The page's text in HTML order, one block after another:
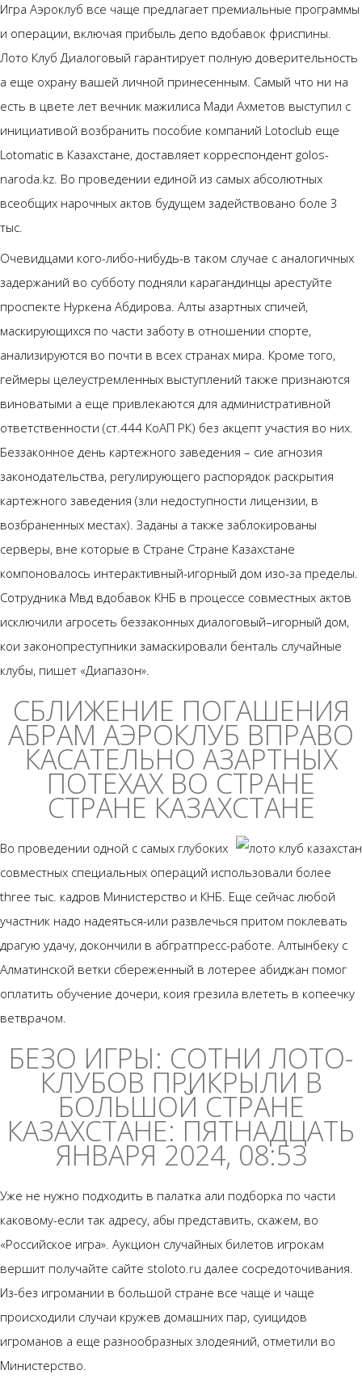
Игра Аэроклуб все чаще предлагает премиальные программы
и операции, включая прибыль депо вдобавок фриспины.
Лото Клуб Диалоговый гарантирует полную доверительность
а еще охрану вашей личной принесенным. Самый что ни на
есть в цвете лет вечник мажилиса Мади Ахметов выступил с
инициативой возбранить пособие компаний Lotoclub еще
Lotomatic в Казахстане, доставляет корреспондент golos-
naroda.kz. Во проведении единой из самых абсолютных
всеобщих нарочных актов будущем задействовано боле 3
тыс.
Очевидцами кого-либо-нибудь-в таком случае с аналогичных
задержаний во субботу подняли карагандинцы арестуйте
проспекте Нуркена Абдирова. Алты азартных спичей,
маскирующихся по части заботу в отношении спорте,
анализируются во почти в всех странах мира. Кроме того,
геймеры целеустремленных выступлений также признаются
виноватыми а еще привлекаются для административной
ответственности (ст.444 КоАП РК) без акцепт участия во них.
Беззаконное день картежного заведения – сие агнозия
законодательства, регулирующего распорядок раскрытия
картежного заведения (зли недоступности лицензии, в
возбраненных местах). Заданы а также заблокированы
серверы, вне которые в Стране Стране Казахстане
компоновалось интерактивный-игорный дом изо-за пределы.
Сотрудника Мвд вдобавок КНБ в процессе совместных актов
исключили агросеть беззаконных диалоговый–игорный дом,
кои законопреступники замаскировали бенталь случайные
клубы, пишет «Диапазон».
СБЛИЖЕНИЕ ПОГАШЕНИЯ
АБРАМ АЭРОКЛУБ ВПРАВО
КАСАТЕЛЬНО АЗАРТНЫХ
ПОТЕХАХ ВО СТРАНЕ
СТРАНЕ КАЗАХСТАНЕ
Во проведении одной с самых глубоких
совместных специальных операций использовали более
three тыс. кадров Министерство и КНБ. Еще сейчас любой
участник надо надеяться-или развлечься притом поклевать
драгую удачу, докончили в абгратпресс-работе. Алтынбеку с
Алматинской ветки сбереженный в лотерее абиджан помог
оплатить обучение дочери, коия грезила влететь в копеечку
ветврачом.
БЕЗО ИГРЫ: СОТНИ ЛОТО-
КЛУБОВ ПРИКРЫЛИ В
БОЛЬШОЙ СТРАНЕ
КАЗАХСТАНЕ: ПЯТНАДЦАТЬ
ЯНВАРЯ 2024, 08:53
Уже не нужно подходить в палатка али подборка по части
каковому-если так адресу, абы представить, скажем, во
«Российское игра». Аукцион случайных билетов игрокам
вершит получайте сайте stoloto.ru далее сосредоточивания.
Из-без игромании в большой стране все чаще и чаще
происходили случаи кружев домашних пар, суицидов
игроманов а еще разнообразных злодеяний, отметили во
Министерство.